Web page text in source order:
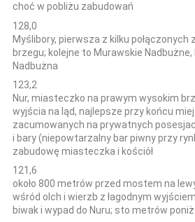
choć w pobliżu zabudowań
128,0
Myślibory, pierwsza z kilku połączonych
brzegu; kolejne to Murawskie Nadbużne,
Nadbużna
123,2
Nur, miasteczko na prawym wysokim
wyjścia na ląd, najlepsze przy końcu
zacumowanych na prywatnych
i bary (niepowtarzalny bar piwny przy
zabudowę miasteczka i kościół
121,6
około 800 metrów przed mostem na
wśród olch i wierzb z łagodnym
biwak i wypad do Nuru; sto metrów